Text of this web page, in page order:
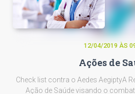
12/04/2019 ÀS
Ações de
Check list contra o Aedes AegiptyA
Ação de Saúde visando o